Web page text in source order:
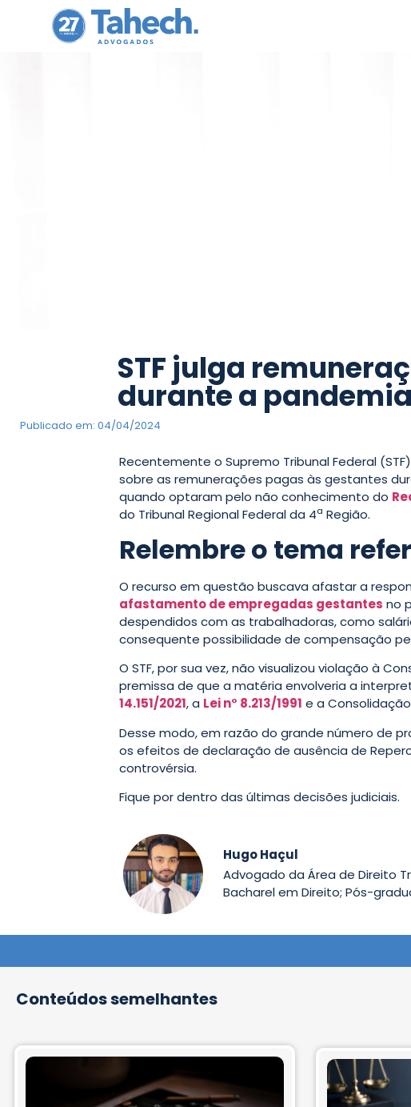
STF julga
durante a pandemia
Publicado em: 04/04/2024
Recentemente o Supremo Tribunal Federal
sobre as remunerações pagas às gestantes
quando optaram pelo não conhecimento do
do Tribunal Regional Federal da 4a Região.
Relembre o tema
O recurso em questão buscava afastar a
afastamento de empregadas gestantes no
despendidos com as trabalhadoras, como
consequente possibilidade de compensação
O STF, por sua vez, não visualizou violação à
premissa de que a matéria envolveria a
14.151/2021, a Lei n° 8.213/1991 e a
Desse modo, em razão do grande número de
os efeitos de declaração de ausência de
controvérsia.
Fique por dentro das últimas decisões judiciais.
Hugo Haçul
Advogado da Área de Direito
Bacharel em Direito; Pós-
Conteúdos semelhantes